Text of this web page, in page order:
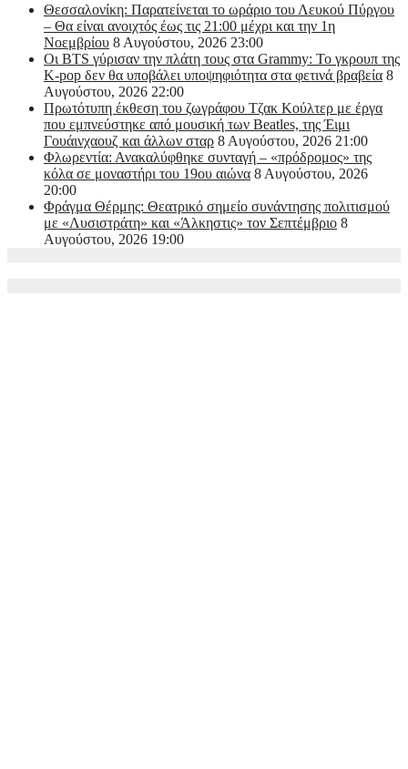
Θεσσαλονίκη: Παρατείνεται το ωράριο του Λευκού Πύργου
– Θα είναι ανοιχτός έως τις 21:00 μέχρι και την 1η
Νοεμβρίου 8 Αυγούστου, 2026 23:00
Οι BTS γύρισαν την πλάτη τους στα Grammy: Το γκρουπ της
K-pop δεν θα υποβάλει υποψηφιότητα στα φετινά βραβεία 8
Αυγούστου, 2026 22:00
Πρωτότυπη έκθεση του ζωγράφου Τζακ Κούλτερ με έργα
που εμπνεύστηκε από μουσική των Beatles, της Έιμι
Γουάινχαουζ και άλλων σταρ 8 Αυγούστου, 2026 21:00
Φλωρεντία: Ανακαλύφθηκε συνταγή – «πρόδρομος» της
κόλα σε μοναστήρι του 19ου αιώνα 8 Αυγούστου, 2026
20:00
Φράγμα Θέρμης: Θεατρικό σημείο συνάντησης πολιτισμού
με «Λυσιστράτη» και «Άλκηστις» τον Σεπτέμβριο 8
Αυγούστου, 2026 19:00